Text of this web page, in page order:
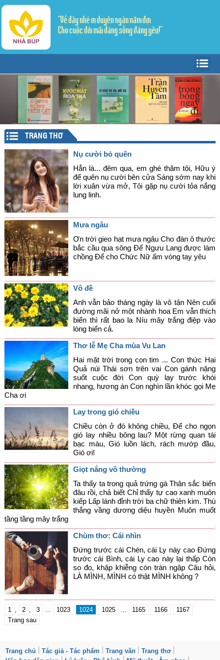
"Về đây nhé ơi duyên ngàn năm đợi
Cho cuộc đời mãi đáng sống đáng yêu!"
Giới thiệu
Tác giả - Tác phẩm
Trang văn ▼
Tản Văn
Truyện ngắn
Thể ký
Trang thơ ▼
Sáng tác
Dịch thơ
Văn học dân gian
Lý luận - Phê bình
Mỹ thuật - Âm nhạc
Góc chia sẻ
Liên hệ
Tìm kiếm
TRANG THƠ
Nụ cười bỏ quên
Hẳn là... đêm qua, em ghé thăm tôi, Hữu ý
để quên nụ cười bên cửa Sáng sớm nay khi
lời xuân vừa mở, Tôi gặp nụ cười tỏa nắng
lung linh.
Mưa ngâu
Ơn trời gieo hạt mưa ngâu Cho đàn ô thước
bắc cầu qua sông Để Ngưu Lang được làm
chồng Để cho Chức Nữ ấm vòng tay yêu
Vô đề
Anh vẫn bảo tháng ngày là vô tận Nên cuối
đường mãi nở một nhành hoa Em vẫn thích
biển thì rất bao la Níu mây trắng điệp vào
lòng biển cả.
Thơ lễ Mẹ Cha mùa Vu Lan
Hai mặt trời trong con tim ... Con thức Hai
Quả núi Thái sơn trên vai Con gánh nặng
suốt cuộc đời Con quỳ lạy trước khói
nhang, hương án Con nghìn lần khóc gọi Mẹ
Cha ơi
Lay trong gió chiều
Chiều còn ở đó không chiều, Để cho ngọn
gió lay nhiều bông lau? Một rừng quan tái
bạc màu, Gió luồn lách, rách mướp đầu,
Gió ơi!
Giọt nắng vô thường
Ta thấy ta trong quả trứng gà Thân sắc biến
đâu rồi, chả biết Chỉ thấy tự cao xanh muôn
kiếp Lấp lánh đỉnh trời ba chữ thiên kim. Thù
thắng vầng dương diệu huyền Muôn muốt
tầng tầng mây trắng
Chùm thơ: Cái nhìn
Đứng trước cái Chén, cái Ly này cao Đứng
trước cái Bình, cái Ly cao này lại thấp Còn
so đo, khập khiễng còn tràn ngập Câu hỏi,
LÀ MÌNH, MÌNH có thật MÌNH không ?
1 2 3 1023 1024 1025 1165 1166
1167
Trang sau
Trang chủ Tác giả - Tác phẩm Trang văn
Trang thơ